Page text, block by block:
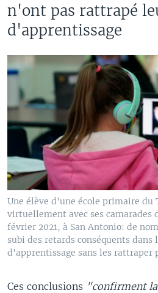
n'ont pas rattrapé
d'apprentissage
Une élève d'une école primaire du
virtuellement avec ses camarades
février 2021, à San Antonio: de
subi des retards conséquents dans
d'apprentissage sans les rattraper
Ces conclusions "confirment